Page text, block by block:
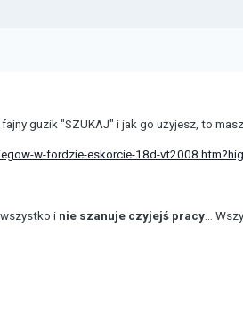
guzik "SZUKAJ" i jak go użyjesz, to
w-fordzie-eskorcie-18d-
i nie szanuje czyjejś pracy...